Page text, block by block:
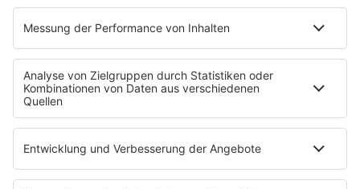
PROGRAMM
Mit den Waffeln einer Frau
SERVICE
Empfang
barba radio App
Impressum
Datenschutz Facebook & Instagram